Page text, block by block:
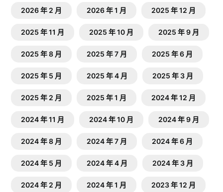
2026 年 2 月 2026 年 1 月 2025 年 12 月
2025 年 11 月 2025 年 10 月 2025 年 9 月
2025 年 8 月 2025 年 7 月 2025 年 6 月
2025 年 5 月 2025 年 4 月 2025 年 3 月
2025 年 2 月 2025 年 1 月 2024 年 12 月
2024 年 11 月 2024 年 10 月 2024 年 9 月
2024 年 8 月 2024 年 7 月 2024 年 6 月
2024 年 5 月 2024 年 4 月 2024 年 3 月
2024 年 2 月 2024 年 1 月 2023 年 12 月